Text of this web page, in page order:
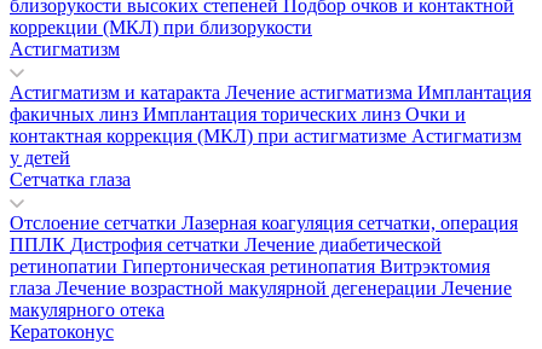
близорукости высоких степеней Подбор очков и контактной
коррекции (МКЛ) при близорукости
Астигматизм
Астигматизм и катаракта Лечение астигматизма Имплантация
факичных линз Имплантация торических линз Очки и
контактная коррекция (МКЛ) при астигматизме Астигматизм
у детей
Сетчатка глаза
Отслоение сетчатки Лазерная коагуляция сетчатки, операция
ППЛК Дистрофия сетчатки Лечение диабетической
ретинопатии Гипертоническая ретинопатия Витрэктомия
глаза Лечение возрастной макулярной дегенерации Лечение
макулярного отека
Кератоконус